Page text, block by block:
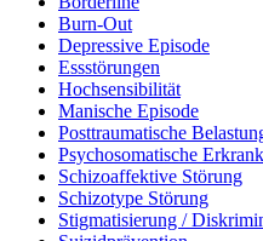
Burn-Out
Depressive Episode
Essstörungen
Hochsensibilität
Manische Episode
Posttraumatische
Psychosomatische
Schizoaffektive Störung
Schizotype Störung
Stigmatisierung /